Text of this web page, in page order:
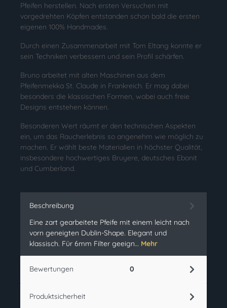
Pfeifen herstellen. Nach ersten Versuchen mit
vorgedrehten Köpfen entstanden schon bald die ersten
eigenen 100% Handmades.
Durch einen Zusammenarbeit mit Tom Eltang konnte er
sein Techniken verbessern und sein Profil schärfen.
Bruno arbeitet mit alten Maschinen aus dem
Pfeifenmekka St. Claude in Frankreich. Er mag dabei
besonders die klassischen Formen, wobei auch freie
Designs entstehen können.
Besonderen Wert räumt er den technischen Aspekten
ein, um das Raucherlebnis so angenehm wie möglich zu
machen. Er wählt beste Materialien in höchster Qualität,
insbesondere hochwertiges Bruyere, deutsches Ebonit
und Cumberland.
Beschreibung
Eine zart gearbeitete Pfeife mit einem leicht nach
vorn geneigten Dublin-Shape. Elegant und
klassisch. Für 6mm Filter geeign… Mehr
Bewertungen 0
Produktsicherheit